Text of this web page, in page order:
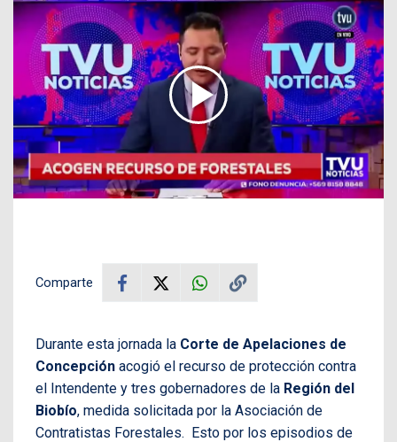
Comparte
Durante esta jornada la Corte de Apelaciones de
Concepción acogió el recurso de protección contra
el Intendente y tres gobernadores de la Región del
Biobío, medida solicitada por la Asociación de
Contratistas Forestales. Esto por los episodios de